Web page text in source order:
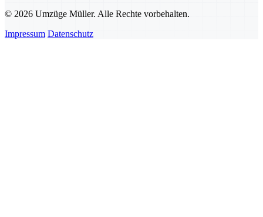
© 2026 Umzüge Müller. Alle Rechte vorbehalten.
Impressum Datenschutz